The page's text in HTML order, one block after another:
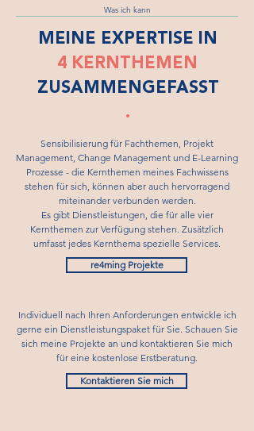
Was ich kann
MEINE EXPERTISE IN
4 KERNTHEMEN
ZUSAMMENGEFASST
.
Sensibilisierung für Fachthemen, Projekt
Management, Change Management und E-Learning
Prozesse - die Kernthemen meines Fachwissens
stehen für sich, können aber auch hervorragend
miteinander verbunden werden.
Es gibt Dienstleistungen, die für alle vier
Kernthemen zur Verfügung stehen. Zusätzlich
umfasst jedes Kernthema spezielle Services.
Individuell nach Ihren Anforderungen entwickle ich
gerne ein Dienstleistungspaket für Sie. Schauen Sie
sich meine Projekte an und kontaktieren Sie mich
für eine kostenlose Erstberatung.
re4ming Projekte
Kontaktieren Sie mich